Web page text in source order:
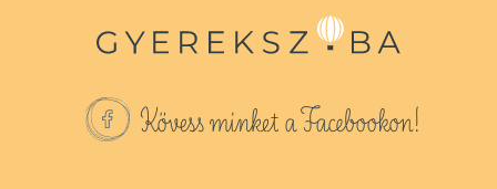
Kövess minket a Facebookon!